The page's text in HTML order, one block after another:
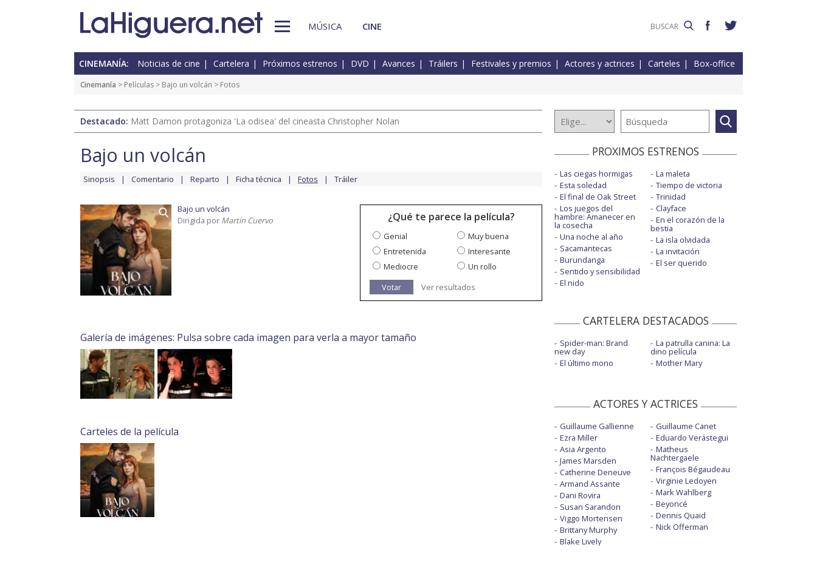
MÚSICA CINE
CINEMANÍA: Noticias de cine Cartelera Próximos estrenos DVD Avances Tráilers Festivales y premios Actores y actrices Carteles Box-office
Cinemanía > Películas > Bajo un volcán > Fotos
Destacado: Matt Damon protagoniza 'La odisea' del cineasta Christopher Nolan
Bajo un volcán
Sinopsis Comentario Reparto Ficha técnica Fotos Tráiler
Bajo un volcán
Dirigida por Martín Cuervo ¿Qué te parece la película?
Genial
Muy buena
Entretenida
Interesante
Mediocre
Un rollo
Votar
Ver resultados
Galería de imágenes: Pulsa sobre cada imagen para verla a mayor tamaño
Carteles de la película
PROXIMOS ESTRENOS
Las ciegas hormigas
Esta soledad
El final de Oak Street
Los juegos del
hambre: Amanecer en
la cosecha
Una noche al año
Sacamantecas
Burundanga
Sentido y sensibilidad
El nido
La maleta
Tiempo de victoria
Trinidad
Clayface
En el corazón de la
bestia
La isla olvidada
La invitación
El ser querido
CARTELERA DESTACADOS
Spider-man: Brand
new day
El último mono
La patrulla canina: La
dino película
Mother Mary
ACTORES Y ACTRICES
Guillaume Gallienne
Ezra Miller
Asia Argento
James Marsden
Catherine Deneuve
Armand Assante
Dani Rovira
Susan Sarandon
Viggo Mortensen
Brittany Murphy
Blake Lively
Guillaume Canet
Eduardo Verástegui
Matheus
Nachtergaele
François Bégaudeau
Virginie Ledoyen
Mark Wahlberg
Beyoncé
Dennis Quaid
Nick Offerman